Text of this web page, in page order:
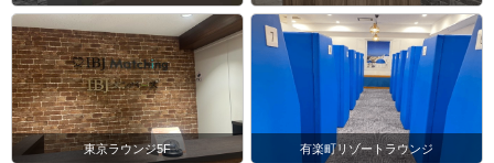
東京ラウンジ5F 有楽町リゾートラウンジ